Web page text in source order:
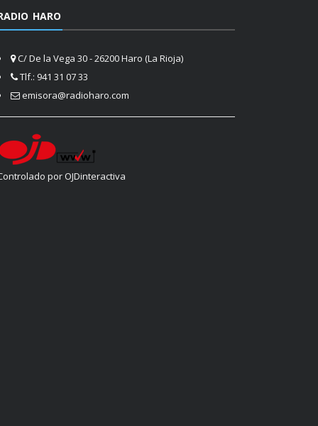
HARO
C/ De la Vega 30 - 26200 Haro (La Rioja)
Tlf.: 941 31 07 33
emisora@radioharo.com
por OJDinteractiva